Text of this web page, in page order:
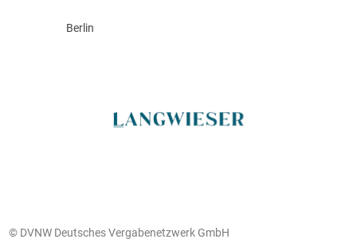
Berlin
© DVNW Deutsches Vergabenetzwerk GmbH